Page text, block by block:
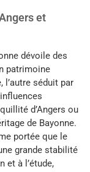
et
dévoile des
patrimoine
séduit par
d’Angers ou
de Bayonne.
portée que le
grande stabilité
et à l’étude,